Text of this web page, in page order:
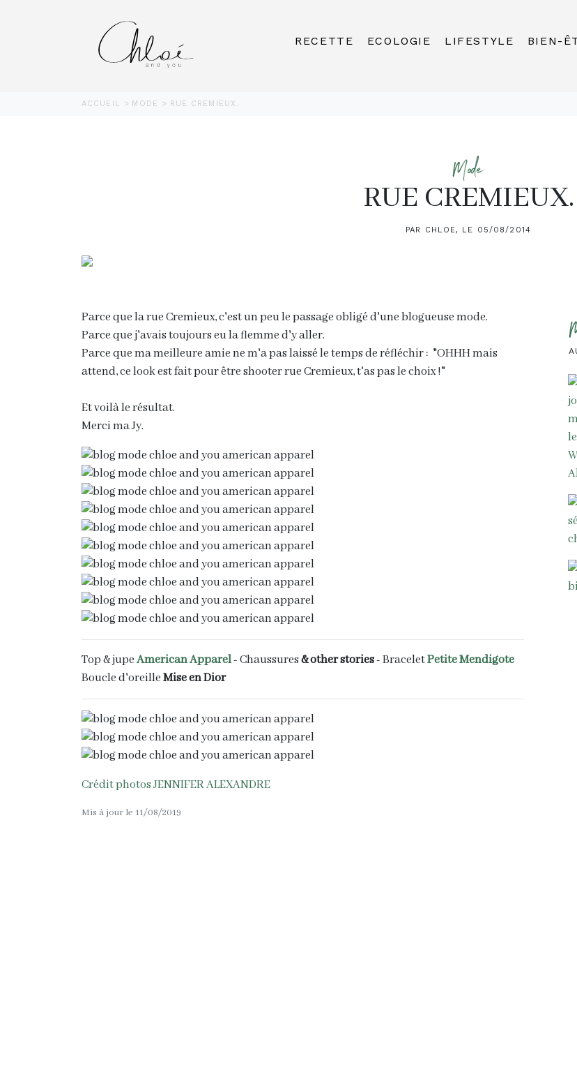
RECETTE ECOLOGIE LIFESTYLE BIEN-
ACCUEIL MODE RUE CREMIEUX.
Mode
RUE CREMIEUX.
PAR CHLOE, LE 05/08/2014
Parce que la rue Cremieux, c'est un peu le passage obligé d'une blogueuse mode.
Parce que j'avais toujours eu la flemme d'y aller.
Parce que ma meilleure amie ne m'a pas laissé le temps de réfléchir : "OHHH mais
attend, ce look est fait pour être shooter rue Cremieux, t'as pas le choix !"
Et voilà le résultat.
Merci ma Jy.
Top & jupeAmerican Apparel- Chaussures& other stories- BraceletPetite Mendigote
Boucle d'oreilleMise en Dior
Crédit photos JENNIFER ALEXANDRE
Mis à jour le 11/08/2019